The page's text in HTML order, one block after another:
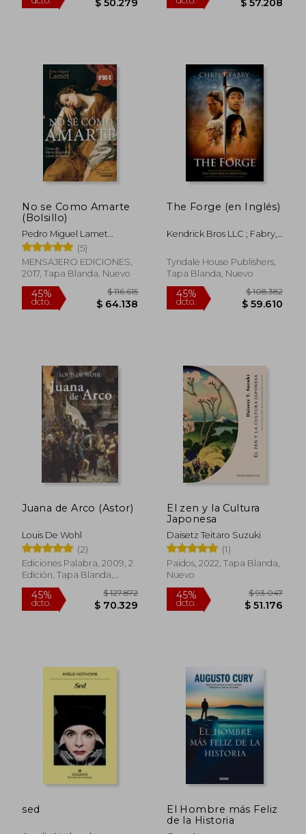
No se Como Amarte
(Bolsillo)
Pedro Miguel Lamet
Moreno
(5)
MENSAJERO EDICIONES,
2017, Tapa Blanda, Nuevo
$ 64.138
The Forge (en Inglés)
Kendrick Bros LLC ; Fabry,
Tyndale House Publishers,
Tapa Blanda, Nuevo
Juana de Arco (Astor)
Louis De Wohl
(2)
Ediciones Palabra, 2009, 2
Edición, Tapa Blanda,
Nuevo
El zen y la Cultura
Japonesa
Daisetz Teitaro Suzuki
(1)
Paidos, 2022, Tapa Blanda,
Nuevo
sed
El Hombre más Feliz
de la Historia